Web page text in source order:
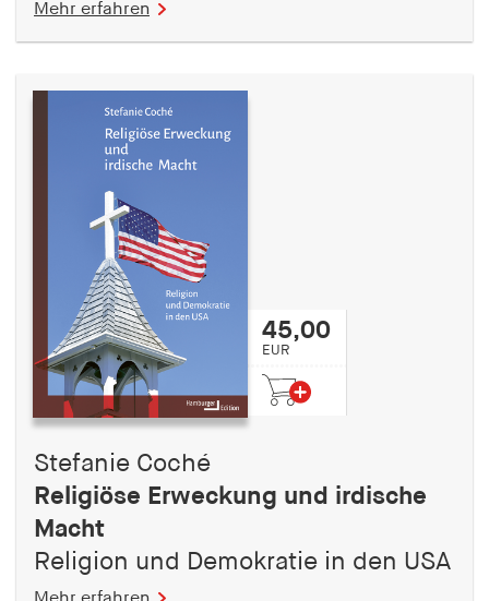
Mehr erfahren
45,00
EUR
Stefanie Coché
Religiöse Erweckung und irdische
Macht
Religion und Demokratie in den USA